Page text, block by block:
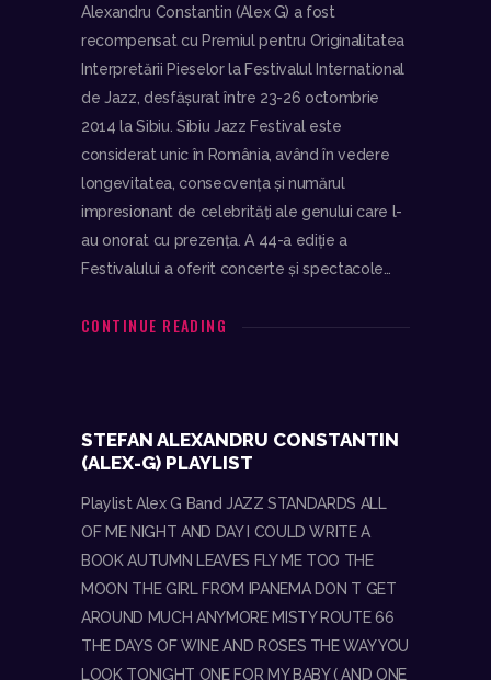
Alexandru Constantin (Alex G) a fost
recompensat cu Premiul pentru Originalitatea
Interpretării Pieselor la Festivalul International
de Jazz, desfășurat între 23-26 octombrie
2014 la Sibiu. Sibiu Jazz Festival este
considerat unic în România, având în vedere
longevitatea, consecvenţa şi numărul
impresionant de celebrităţi ale genului care l-
au onorat cu prezenţa. A 44-a ediţie a
Festivalului a oferit concerte și spectacole…
CONTINUE READING
STEFAN ALEXANDRU CONSTANTIN
(ALEX-G) PLAYLIST
Playlist Alex G Band JAZZ STANDARDS ALL
OF ME NIGHT AND DAY I COULD WRITE A
BOOK AUTUMN LEAVES FLY ME TOO THE
MOON THE GIRL FROM IPANEMA DON T GET
AROUND MUCH ANYMORE MISTY ROUTE 66
THE DAYS OF WINE AND ROSES THE WAY YOU
LOOK TONIGHT ONE FOR MY BABY ( AND ONE